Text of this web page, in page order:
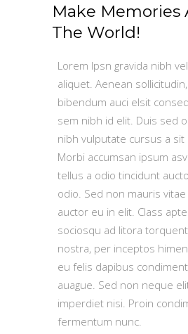
Make Memories
The World!
Lorem Ipsn gravida nibh
aliquet. Aenean
bibendum auci elsit
sem nibh id elit. Duis sed
nibh vulputate cursus a sit
Morbi accumsan ipsum
tellus a odio tincidunt
odio. Sed non mauris
auctor eu in elit. Class
sociosqu ad litora
nostra, per inceptos
eu felis dapibus
auague. Sed non neque
imperdiet nisi. Proin
fermentum nunc.